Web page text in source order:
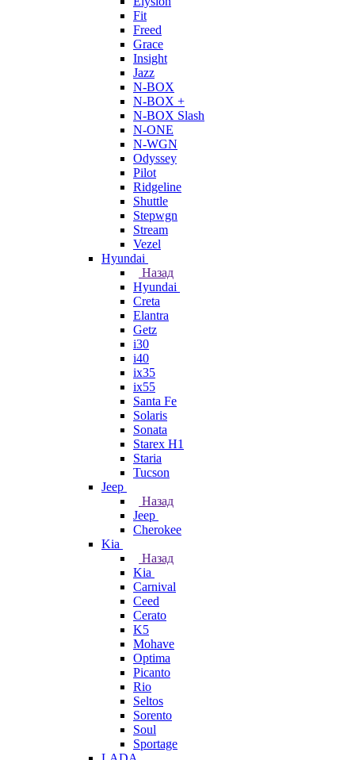
Fit
Freed
Grace
Insight
Jazz
N-BOX
N-BOX +
N-BOX Slash
N-ONE
N-WGN
Odyssey
Pilot
Ridgeline
Shuttle
Stepwgn
Stream
Vezel
Hyundai
Назад
Hyundai
Creta
Elantra
Getz
i30
i40
ix35
ix55
Santa Fe
Solaris
Sonata
Starex H1
Staria
Tucson
Jeep
Назад
Jeep
Cherokee
Kia
Назад
Kia
Carnival
Ceed
Cerato
K5
Mohave
Optima
Picanto
Rio
Seltos
Sorento
Soul
Sportage